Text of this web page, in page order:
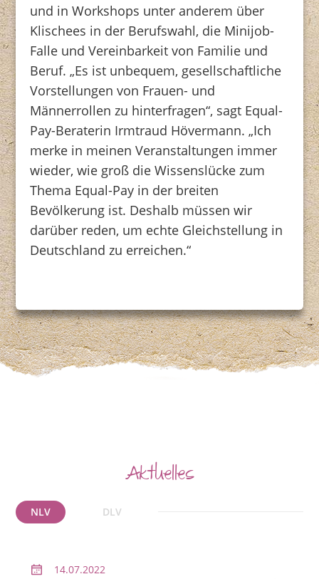
und in Workshops unter anderem über
Klischees in der Berufswahl, die Minijob-
Falle und Vereinbarkeit von Familie und
Beruf. „Es ist unbequem, gesellschaftliche
Vorstellungen von Frauen- und
Männerrollen zu hinterfragen“, sagt Equal-
Pay-Beraterin Irmtraud Hövermann. „Ich
merke in meinen Veranstaltungen immer
wieder, wie groß die Wissenslücke zum
Thema Equal-Pay in der breiten
Bevölkerung ist. Deshalb müssen wir
darüber reden, um echte Gleichstellung in
Deutschland zu erreichen.“
Aktuelles
NLV DLV
14.07.2022